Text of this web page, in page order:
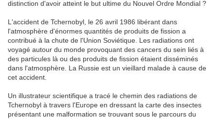
distinction d'avoir atteint le but ultime du Nouvel Ordre Mondial ?
L'accident de Tchernobyl, le 26 avril 1986 libérant dans
l'atmosphère d'énormes quantités de produits de fission a
contribué à la chute de l'Union Soviétique. Les radiations ont
voyagé autour du monde provoquant des cancers du sein liés à
des particules là ou des produits de fission étaient disséminés
dans l'atmosphère. La Russie est un vieillard malade à cause de
cet accident.
Un illustrateur scientifique a tracé le chemin des radiations de
Tchernobyl à travers l'Europe en dressant la carte des insectes
présentant une malformation se trouvant sous le parcours du